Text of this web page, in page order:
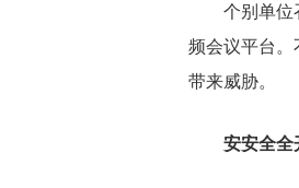
个别单位
频会议平台。
带来威胁。
安安全全